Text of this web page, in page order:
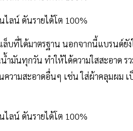
ที่ได้มาตรฐาน นอกจากนี้แบรนด์ยั
นทุกวัน ทำให้ได้ความใสสะอาด รว
ความสะอาดอื่นๆ เช่น ใส่ผ้าคลุมผม